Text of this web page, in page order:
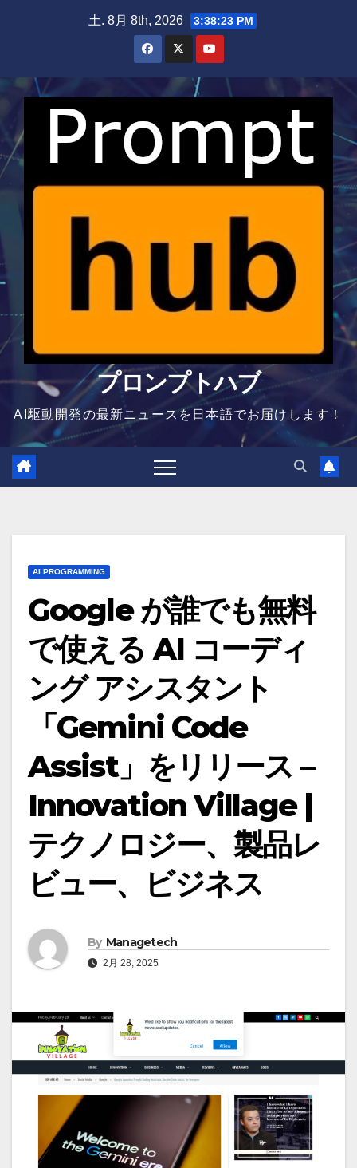
土. 8月 8th, 2026 3:38:23 PM
プロンプトハブ
AI駆動開発の最新ニュースを日本語でお届けします！
AI PROGRAMMING
Google が誰でも無料
で使える AI コーディ
ング アシスタント
「Gemini Code
Assist」をリリース –
Innovation Village |
テクノロジー、製品レ
ビュー、ビジネス
By Managetech
2月 28, 2025